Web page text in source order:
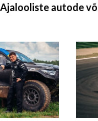
Ajalooliste autode